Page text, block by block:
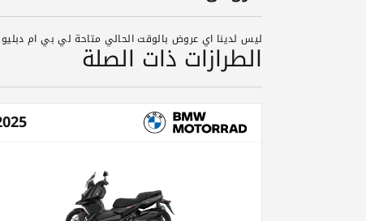
ليس لدينا اي عروض بالوقت الحالي متاحة لي بي ام دبليو
الطرازات ذات الصلة